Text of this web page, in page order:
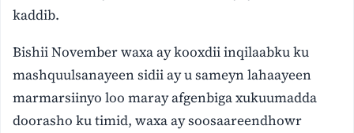
kaddib.
Bishii November waxa ay kooxdii inqilaabku ku
mashquulsanayeen sidii ay u sameyn lahaayeen
marmarsiinyo loo maray afgenbiga xukuumadda
doorasho ku timid, waxa ay soosaareendhowr